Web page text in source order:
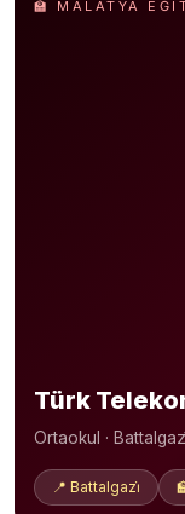
🏫 MALATYA
Türk
Ortaokul ·
📍 Battalgazi̇